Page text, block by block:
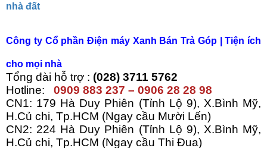
nhà đất
Công ty Cổ phần Điện máy Xanh Bán Trả Góp| Tiện ích
cho mọi nhà
Tổng đài hỗ trợ : (028) 3711 5762
Hotline: 0909 883 237 – 0906 28 28 98
CN1: 179 Hà Duy Phiên (Tỉnh Lộ 9), X.Bình Mỹ,
H.Củ chi, Tp.HCM (Ngay cầu Mười Lến)
CN2: 224 Hà Duy Phiên (Tỉnh Lộ 9), X.Bình Mỹ,
H.Củ chi, Tp.HCM (Ngay cầu Thi Đua)